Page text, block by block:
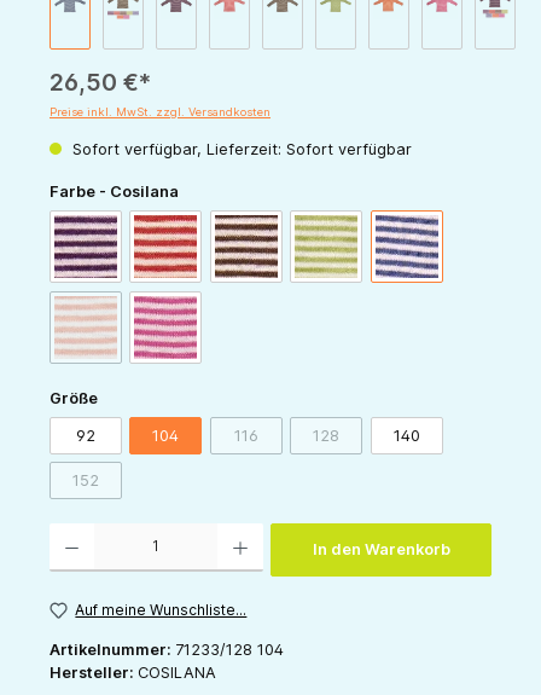
26,50 €*
Preise inkl. MwSt. zzgl. Versandkosten
Sofort verfügbar, Lieferzeit: Sofort verfügbar
Farbe - Cosilana
pflaume-naturrot-natur schoko-naturgrün-naturmarine-natur
orange-natur
(Diese Option ist zurzeit nicht verfügbar.)
pink-natur
Größeauswählen
92 104 116(Diese Option ist zurzeit nicht verfügbar.)
128(Diese Option ist zurzeit nicht
140
152(Diese Option ist zurzeit nicht verfügbar.)
In den Warenkorb
Auf meine Wunschliste...
Artikelnummer: 71233/128 104
Hersteller: COSILANA